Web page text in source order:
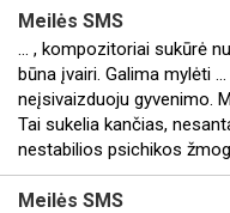
Meilės SMS
... , kompozitoriai sukūrė
būna įvairi. Galima mylėti
neįsivaizduoju gyvenimo.
Tai sukelia kančias,
nestabilios psichikos
Meilės SMS